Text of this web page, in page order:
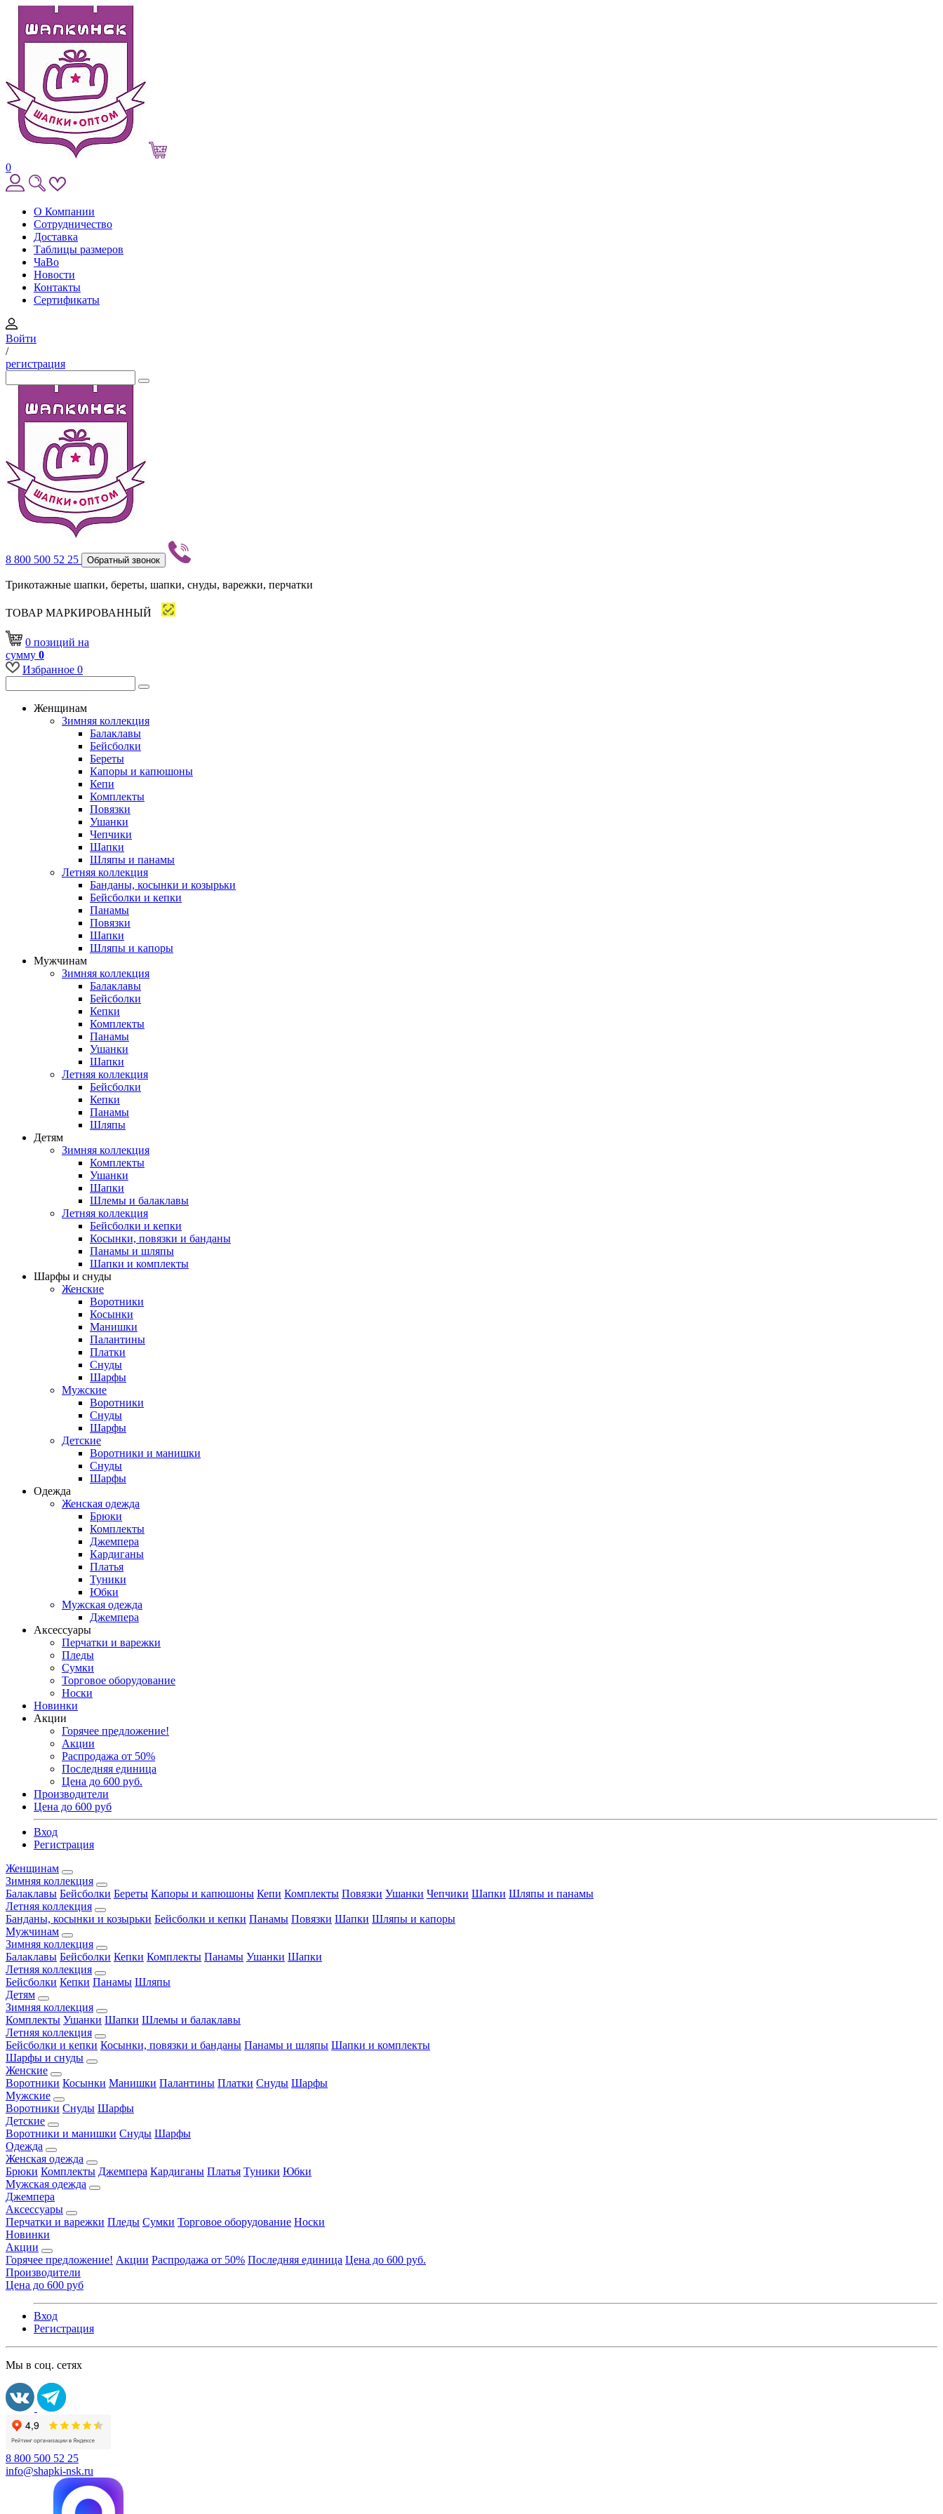
0
О Компании
Сотрудничество
Доставка
Таблицы размеров
ЧаВо
Новости
Контакты
Сертификаты
Войти
/
регистрация
8 800 500 52 25 Обратный звонок
Трикотажные шапки, береты, шапки, снуды, варежки, перчатки
ТОВАР МАРКИРОВАННЫЙ
0 позиций на
сумму 0
Избранное 0
Женщинам
Зимняя коллекция
Балаклавы
Бейсболки
Береты
Капоры и капюшоны
Кепи
Комплекты
Повязки
Ушанки
Чепчики
Шапки
Шляпы и панамы
Летняя коллекция
Банданы, косынки и козырьки
Бейсболки и кепки
Панамы
Повязки
Шапки
Шляпы и капоры
Мужчинам
Зимняя коллекция
Балаклавы
Бейсболки
Кепки
Комплекты
Панамы
Ушанки
Шапки
Летняя коллекция
Бейсболки
Кепки
Панамы
Шляпы
Детям
Зимняя коллекция
Комплекты
Ушанки
Шапки
Шлемы и балаклавы
Летняя коллекция
Бейсболки и кепки
Косынки, повязки и банданы
Панамы и шляпы
Шапки и комплекты
Шарфы и снуды
Женские
Воротники
Косынки
Манишки
Палантины
Платки
Снуды
Шарфы
Мужские
Воротники
Снуды
Шарфы
Детские
Воротники и манишки
Снуды
Шарфы
Одежда
Женская одежда
Брюки
Комплекты
Джемпера
Кардиганы
Платья
Туники
Юбки
Мужская одежда
Джемпера
Аксессуары
Перчатки и варежки
Пледы
Сумки
Торговое оборудование
Носки
Новинки
Акции
Горячее предложение!
Акции
Распродажа от 50%
Последняя единица
Цена до 600 руб.
Производители
Цена до 600 руб
Вход
Регистрация
Женщинам
Зимняя коллекция
Балаклавы Бейсболки Береты Капоры и капюшоны Кепи Комплекты Повязки Ушанки Чепчики Шапки Шляпы и панамы
Летняя коллекция
Банданы, косынки и козырьки Бейсболки и кепки Панамы Повязки Шапки Шляпы и капоры
Мужчинам
Зимняя коллекция
Балаклавы Бейсболки Кепки Комплекты Панамы Ушанки Шапки
Летняя коллекция
Бейсболки Кепки Панамы Шляпы
Детям
Зимняя коллекция
Комплекты Ушанки Шапки Шлемы и балаклавы
Летняя коллекция
Бейсболки и кепки Косынки, повязки и банданы Панамы и шляпы Шапки и комплекты
Шарфы и снуды
Женские
Воротники Косынки Манишки Палантины Платки Снуды Шарфы
Мужские
Воротники Снуды Шарфы
Детские
Воротники и манишки Снуды Шарфы
Одежда
Женская одежда
Брюки Комплекты Джемпера Кардиганы Платья Туники Юбки
Мужская одежда
Джемпера
Аксессуары
Перчатки и варежки Пледы Сумки Торговое оборудование Носки
Новинки
Акции
Горячее предложение! Акции Распродажа от 50% Последняя единица Цена до 600 руб.
Производители
Цена до 600 руб
Вход
Регистрация
Мы в соц. сетях
8 800 500 52 25
info@shapki-nsk.ru